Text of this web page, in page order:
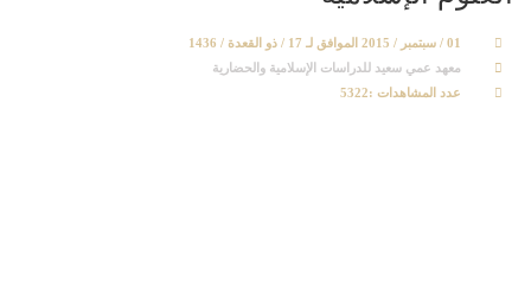
معهد عمي سعيد للدراسات الإسلامية والحضارية
عدد المشاهدات :5322